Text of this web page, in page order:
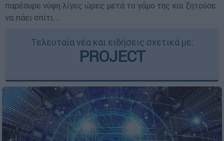
παρέσυρε νύφη λίγες ώρες μετά το γάμο της και ζητούσε
να πάει σπίτι...
Τελευταία νέα και ειδήσεις σχετικά με:
PROJECT